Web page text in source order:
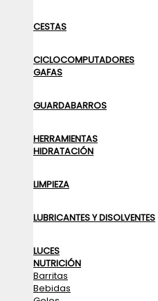
CESTAS
CICLOCOMPUTADORES
GAFAS
GUARDABARROS
HERRAMIENTAS
HIDRATACIÓN
LIMPIEZA
LUBRICANTES Y DISOLVENTES
LUCES
NUTRICIÓN
Barritas
Bebidas